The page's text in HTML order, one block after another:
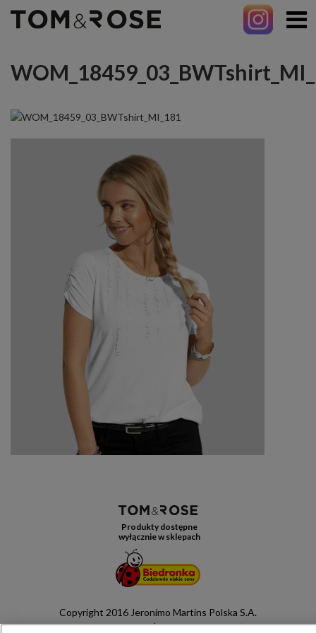
Produkty dostępne
wyłącznie w sklepach
Copyright 2016 Jeronimo Martins Polska S.A.
Regulamin serwisu
Polityka prywatności